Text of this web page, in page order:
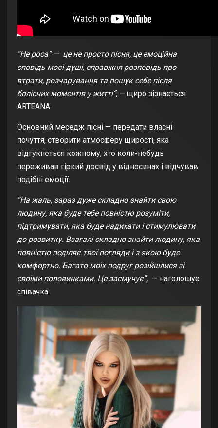
“Не роса” — це не просто пісня, це емоційна
сповідь моєї душі, справжня розповідь про
втрати, розчарування та пошук себе після
болісних моментів у житті”, — щиро зізнається
ARTEANA.
Основний меседж пісні — передати власні
почуття, створити атмосферу щирості, яка
відгукнеться кожному, хто коли-небудь
переживав гіркий досвід у відносинах і відчував
подібні емоції.
“На жаль, зараз дуже складно знайти свою
людину, яка буде тебе повністю розуміти,
підтримувати, яка буде надихати і стимулювати
до розвитку. Взагалі складно знайти людину, яка
повністю поділяє твої погляди і з якою буде
комфортно. Багато моїх подруг розійшлися зі
своїми половинками. Це засмучує”, — наголошує
співачка.